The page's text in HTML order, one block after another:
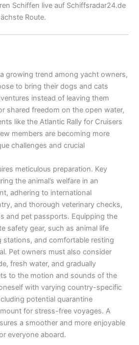
Schiffen live auf Schiffsradar24.de
Route.
growing trend among yacht owners,
to bring their dogs and cats
instead of leaving them
shared freedom on the open water,
like the Atlantic Rally for Cruisers
members are becoming more
challenges and crucial
meticulous preparation. Key
the animal’s welfare in an
adhering to international
and thorough veterinary checks,
and pet passports. Equipping the
safety gear, such as animal life
stations, and comfortable resting
Pet owners must also consider
fresh water, and gradually
to the motion and sounds of the
with varying country-specific
potential quarantine
for stress-free voyages. A
a smoother and more enjoyable
everyone aboard.